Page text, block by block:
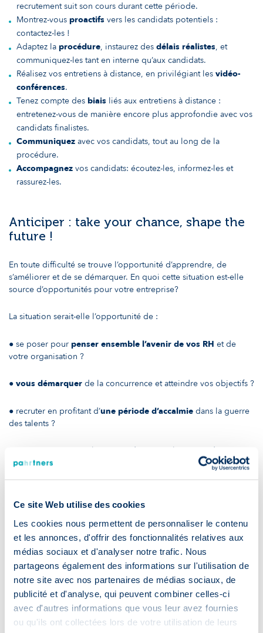
Ce site Web utilise des cookies
Les cookies nous permettent de personnaliser le contenu
et les annonces, d'offrir des fonctionnalités relatives aux
médias sociaux et d'analyser notre trafic. Nous
partageons également des informations sur l'utilisation de
notre site avec nos partenaires de médias sociaux, de
publicité et d'analyse, qui peuvent combiner celles-ci
avec d'autres informations que vous leur avez fournies
ou qu'ils ont collectées lors de votre utilisation de leurs
recrutement suit son cours durant cette période.
Montrez-vous proactifs vers les candidats potentiels :
contactez-les !
Adaptez laprocédure, instaurez des délais réalistes, et
communiquez-les tant en interne qu’aux candidats.
Réalisez vos entretiens à distance, en privilégiant les vidéo-
conférences.
Tenez compte des biais liés aux entretiens à distance :
entretenez-vous de manière encore plus approfondie avec vos
candidats finalistes.
Communiquezavec vos candidats, tout au long de la
procédure.
Accompagnezvos candidats: écoutez-les, informez-les et
rassurez-les.
Anticiper : take your chance, shape the
future !
En toute difficulté se trouve l’opportunité d’apprendre, de
s’améliorer et de se démarquer. En quoi cette situation est-elle
source d’opportunités pour votre entreprise?
La situation serait-elle l’opportunité de :
● se poser pour penser ensemble l’avenir de vos RH et de
votre organisation ?
● vous démarquer de la concurrence et atteindre vos objectifs ?
● recruter en profitant d’une période d’accalmie dans la guerre
des talents ?
Vous avez maintenant l’occasion d’anticiper la reprise des
activités et de vous consacrer aux projets RH qui créent une
PaHRtners vous accompagne dans vos différents projets tels que
● vos recrutements,
● l’évaluation de vos talents : Assessment/Development Center,
● la mise en place de votre processus d’onboarding,
● l’anticipation et la planification stratégique des RH,